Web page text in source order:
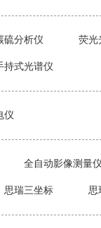
硫分析仪 荧光
持式光谱仪
仪
全自动影像测量仪
思瑞三坐标 思